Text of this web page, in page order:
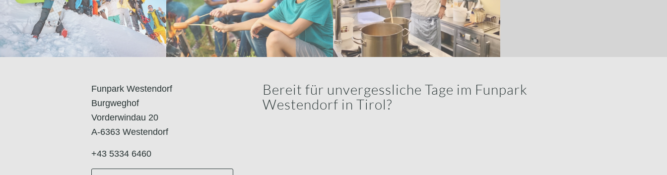
Funpark Westendorf
Burgweghof
Vorderwindau 20
A-6363 Westendorf
+43 5334 6460
Bereit für unvergessliche Tage im Funpark
Westendorf in Tirol?